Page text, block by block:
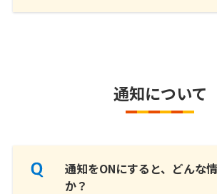
通知について
通知をONにすると、どんな
か？